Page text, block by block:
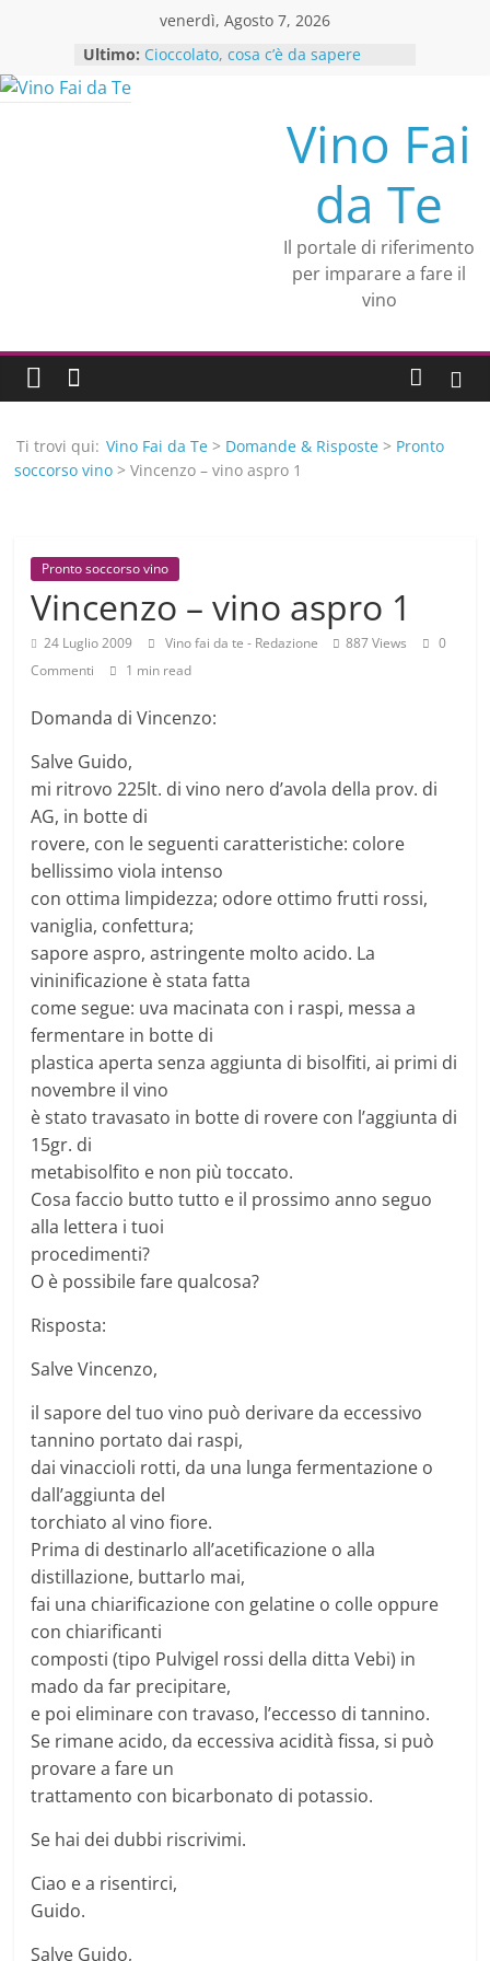
venerdì, Agosto 7, 2026
Ultimo: Cioccolato, cosa c’è da sapere
modo facile ed efficace
Il Sassicaia: storia del rosso
Alessandra Mastrantonio
un’esperta di consulenza in
ristorazione si unisce a Vino fai da
Vino Fai
da Te
Il portale di riferimento
per imparare a fare il
vino
Ti trovi qui: Vino Fai da Te > Domande & Risposte > Pronto
soccorso vino > Vincenzo – vino aspro 1
Pronto soccorso vino
Vincenzo – vino aspro 1
24 Luglio 2009 Vino fai da te - Redazione 887 Views
0
Commenti
1 min read
Domanda di Vincenzo:
Salve Guido,
mi ritrovo 225lt. di vino nero d’avola della prov. di
AG, in botte di
rovere, con le seguenti caratteristiche: colore
bellissimo viola intenso
con ottima limpidezza; odore ottimo frutti rossi,
vaniglia, confettura;
sapore aspro, astringente molto acido. La
vininificazione è stata fatta
come segue: uva macinata con i raspi, messa a
fermentare in botte di
plastica aperta senza aggiunta di bisolfiti, ai primi di
novembre il vino
è stato travasato in botte di rovere con l’aggiunta di
15gr. di
metabisolfito e non più toccato.
Cosa faccio butto tutto e il prossimo anno seguo
alla lettera i tuoi
procedimenti?
O è possibile fare qualcosa?
Risposta:
Salve Vincenzo,
il sapore del tuo vino può derivare da eccessivo
tannino portato dai raspi,
dai vinaccioli rotti, da una lunga fermentazione o
dall’aggiunta del
torchiato al vino fiore.
Prima di destinarlo all’acetificazione o alla
distillazione, buttarlo mai,
fai una chiarificazione con gelatine o colle oppure
con chiarificanti
composti (tipo Pulvigel rossi della ditta Vebi) in
mado da far precipitare,
e poi eliminare con travaso, l’eccesso di tannino.
Se rimane acido, da eccessiva acidità fissa, si può
provare a fare un
trattamento con bicarbonato di potassio.
Se hai dei dubbi riscrivimi.
Ciao e a risentirci,
Guido.
Salve Guido,